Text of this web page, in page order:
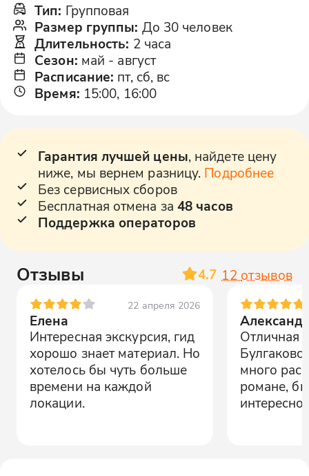
Тип: Групповая
Размер группы: До 30 человек
Длительность: 2 часа
Сезон: май - август
Расписание: пт, сб, вс
Время: 15:00, 16:00
Гарантия лучшей цены, найдете цену
ниже, мы вернем разницу. Подробнее
Без сервисных сборов
Бесплатная отмена за 48 часов
Поддержка операторов
Отзывы 4.7 12 отзывов
22 апреля 2026
Елена
Интересная экскурсия, гид
хорошо знает материал. Но
хотелось бы чуть больше
времени на каждой
локации.
Отличная
много
романе,